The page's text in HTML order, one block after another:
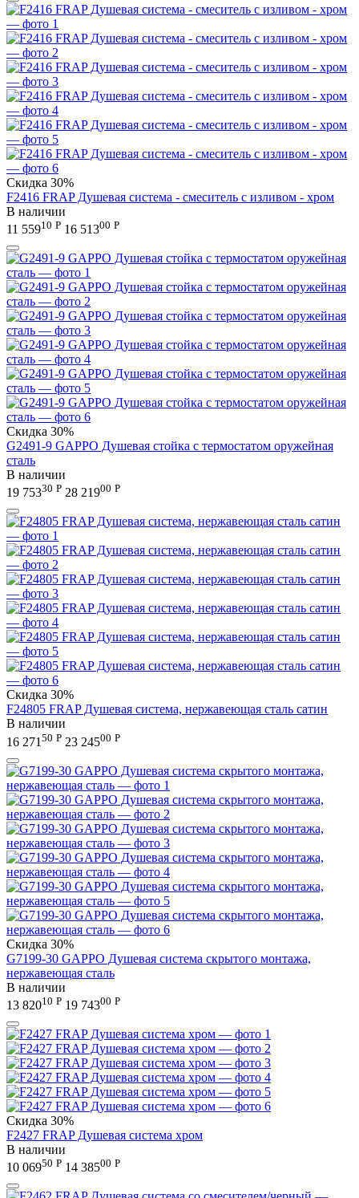
Скидка 30%
F2416 FRAP Душевая система - смеситель с изливом - хром
В наличии
11 55910 Р 16 51300 Р
Скидка 30%
G2491-9 GAPPO Душевая стойка с термостатом оружейная
сталь
В наличии
19 75330 Р 28 21900 Р
Скидка 30%
F24805 FRAP Душевая система, нержавеющая сталь сатин
В наличии
16 271 50 Р 23 24500 Р
Скидка 30%
G7199-30 GAPPO Душевая система скрытого монтажа,
нержавеющая сталь
В наличии
13 82010 Р 19 74300 Р
Скидка 30%
F2427 FRAP Душевая система хром
В наличии
10 06950 Р 14 38500 Р